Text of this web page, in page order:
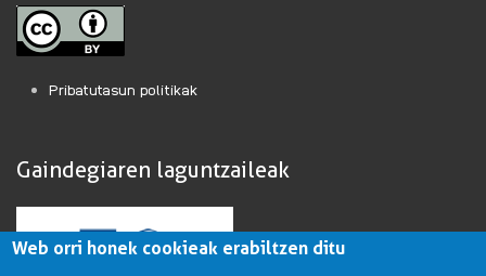
Pribatutasun politikak
Gaindegiaren laguntzaileak
Web orri honek cookieak erabiltzen ditu